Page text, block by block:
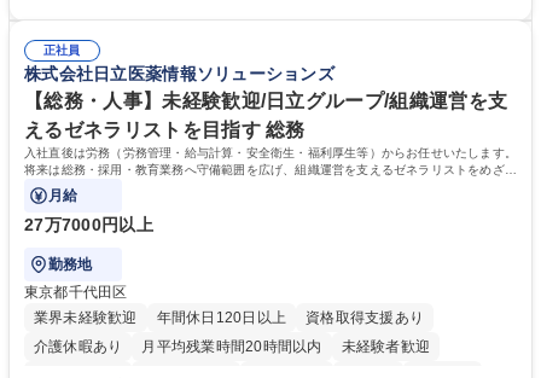
でも質問・相談できる環境が整っているため、安心して成長できます。 募
集職種 【森ビルG】人事・総務◆賞与5ヶ月◆年休120日◆残業少なめ◆
リモート可
務に挑戦できるため、自身の成長と組織への貢献度をダイレクトに実感で
きます。 残業少なめ、週1日リモート可など、ワークライフバランスを保
ち長期活躍できる環境です。 「これまでの幅広い経験を活かし、長期的な
キャリアを築きたい」という前向きな意欲と挑戦を全力で応援します。 学
歴・資格 学歴：大学院 大学 高専 短大 専修学校 高校 語学力： 資格：日商
簿記検定1級 日商簿記検定2級 日商簿記検定3級
正社員
株式会社日立医薬情報ソリューションズ
【総務・人事】未経験歓迎/日立グループ/組織運営を支
えるゼネラリストを目指す 総務
入社直後は労務（労務管理・給与計算・安全衛生・福利厚生等）からお任せいたします。
将来は総務・採用・教育業務へ守備範囲を広げ、組織運営を支えるゼネラリストをめざせ
ます。
月給
27万7000円以上
勤務地
東京都千代田区
業界未経験歓迎
年間休日120日以上
資格取得支援あり
介護休暇あり
月平均残業時間20時間以内
未経験者歓迎